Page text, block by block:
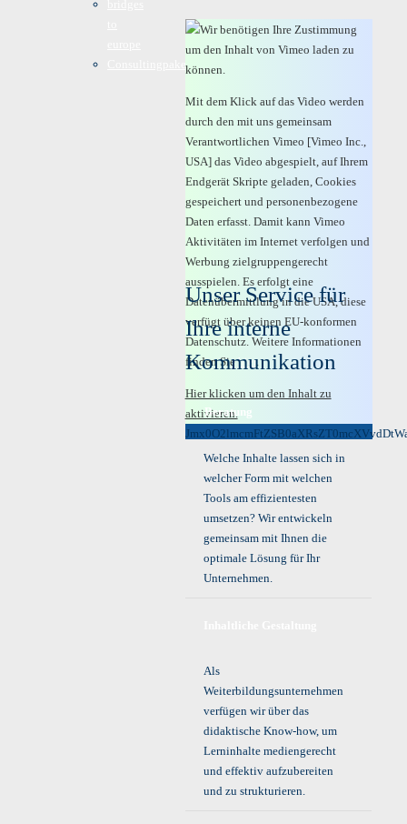
Wir benötigen Ihre Zustimmung
um den Inhalt von Vimeo laden zu
können.
Mit dem Klick auf das Video werden
durch den mit uns gemeinsam
Verantwortlichen Vimeo [Vimeo Inc.,
USA] das Video abgespielt, auf Ihrem
Endgerät Skripte geladen, Cookies
gespeichert und personenbezogene
Daten erfasst. Damit kann Vimeo
Aktivitäten im Internet verfolgen und
Werbung zielgruppengerecht
ausspielen. Es erfolgt eine
Datenübermittlung in die USA, diese
verfügt über keinen EU-konformen
Datenschutz. Weitere Informationen
finden Siehier.
Hier klicken um den Inhalt zu
aktivieren.
Unser Service für
Ihre interne
Kommunikation
Beratung
Welche Inhalte lassen sich in
welcher Form mit welchen
Tools am effizientesten
umsetzen? Wir entwickeln
gemeinsam mit Ihnen die
optimale Lösung für Ihr
Unternehmen.
Als
Weiterbildungsunternehmen
verfügen wir über das
didaktische Know-how, um
Lerninhalte mediengerecht
und effektiv aufzubereiten
und zu strukturieren.
Consultingpakete